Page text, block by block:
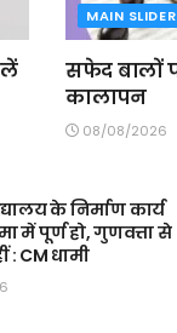
MAIN SLIDER
सफेद बालों
कालापन
08/08/2026
के निर्माण कार्य
में पूर्ण हो, गुणवत्ता से
: CM धामी